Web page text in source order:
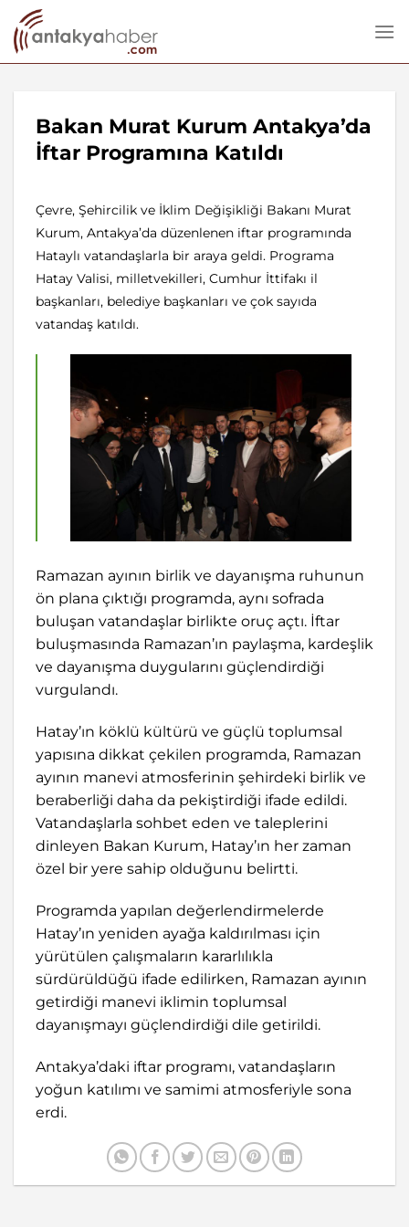
İçeriğe
atla
Bakan Murat Kurum Antakya’da
İftar Programına Katıldı
Çevre, Şehircilik ve İklim Değişikliği Bakanı Murat
Kurum, Antakya’da düzenlenen iftar programında
Hataylı vatandaşlarla bir araya geldi. Programa
Hatay Valisi, milletvekilleri, Cumhur İttifakı il
başkanları, belediye başkanları ve çok sayıda
vatandaş katıldı.
Ramazan ayının birlik ve dayanışma ruhunun
ön plana çıktığı programda, aynı sofrada
buluşan vatandaşlar birlikte oruç açtı. İftar
buluşmasında Ramazan’ın paylaşma, kardeşlik
ve dayanışma duygularını güçlendirdiği
vurgulandı.
Hatay’ın köklü kültürü ve güçlü toplumsal
yapısına dikkat çekilen programda, Ramazan
ayının manevi atmosferinin şehirdeki birlik ve
beraberliği daha da pekiştirdiği ifade edildi.
Vatandaşlarla sohbet eden ve taleplerini
dinleyen Bakan Kurum, Hatay’ın her zaman
özel bir yere sahip olduğunu belirtti.
Programda yapılan değerlendirmelerde
Hatay’ın yeniden ayağa kaldırılması için
yürütülen çalışmaların kararlılıkla
sürdürüldüğü ifade edilirken, Ramazan ayının
getirdiği manevi iklimin toplumsal
dayanışmayı güçlendirdiği dile getirildi.
Antakya’daki iftar programı, vatandaşların
yoğun katılımı ve samimi atmosferiyle sona
erdi.